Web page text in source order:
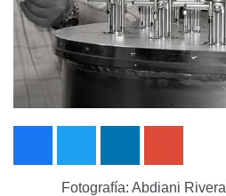
Fotografía: Abdiani Rivera